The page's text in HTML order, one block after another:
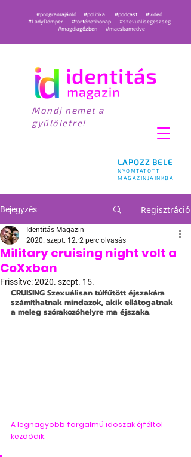
LAPOZZ BELE
NYOMTATOTT
MAGAZINJAINKBA
#programajánló #politika #podcast
#videó
#LadyDömper
#történetihónap
#szexuálisegészség
#magdiagőzben
#macskamedve
Mondj nemet a
gyűlöletre!
Bejegyzés Regisztráció
Military cruising night volt a
CoXxban
Identitás Magazin
2020. szept. 12. 2 perc olvasás
Frissítve:2020. szept. 15.
CRUISING Szexuálisan túlfűtött éjszakára
számíthatnak mindazok, akik ellátogatnak
a meleg szórakozóhelyre ma éjszaka.
A legnagyobb forgalmú időszak éjféltől
kezdődik.